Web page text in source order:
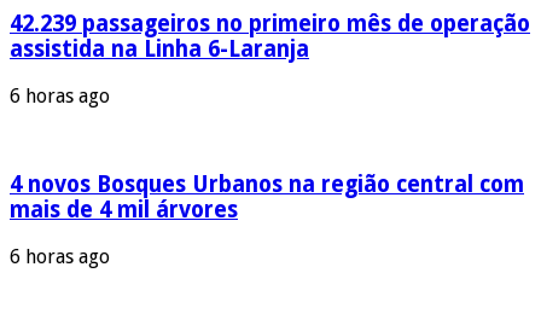
42.239 passageiros no primeiro mês de operação
assistida na Linha 6-Laranja
6 horas ago
4 novos Bosques Urbanos na região central com
mais de 4 mil árvores
6 horas ago